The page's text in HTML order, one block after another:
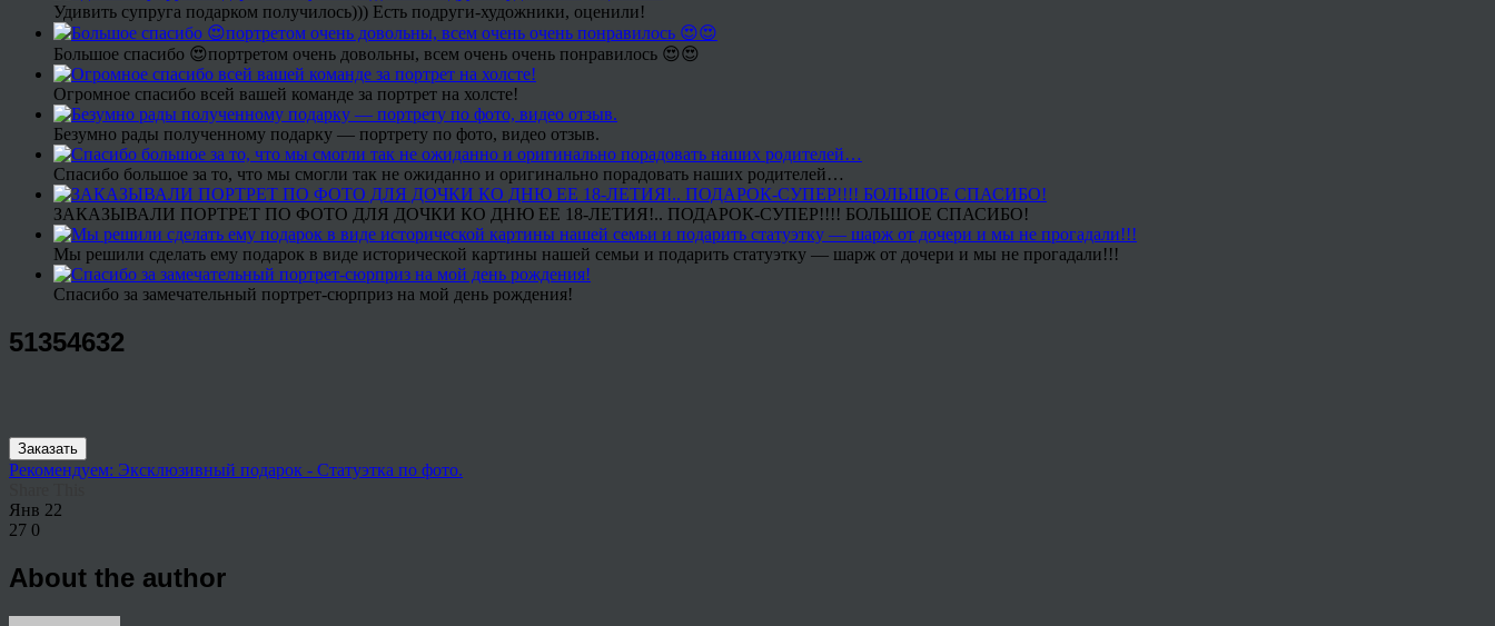
Удивить супруга подарком получилось))) Есть подруги-художники, оценили!
Большое спасибо 😍портретом очень довольны, всем очень очень понравилось 😍😍
Огромное спасибо всей вашей команде за портрет на холсте!
Безумно рады полученному подарку — портрету по фото, видео отзыв.
Спасибо большое за то, что мы смогли так не ожиданно и оригинально порадовать наших родителей…
ЗАКАЗЫВАЛИ ПОРТРЕТ ПО ФОТО ДЛЯ ДОЧКИ КО ДНЮ ЕЕ 18-ЛЕТИЯ!.. ПОДАРОК-СУПЕР!!!! БОЛЬШОЕ СПАСИБО!
Мы решили сделать ему подарок в виде исторической картины нашей семьи и подарить статуэтку — шарж от дочери и мы не прогадали!!!
Спасибо за замечательный портрет-сюрприз на мой день рождения!
51354632
Заказать
Рекомендуем: Эксклюзивный подарок - Статуэтка по фото.
Янв 22
27 0
About the author